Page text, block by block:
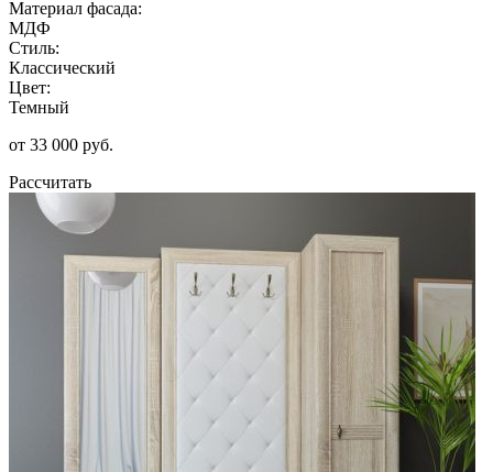
Материал фасада:
МДФ
Стиль:
Классический
Цвет:
Темный
от 33 000 руб.
Рассчитать